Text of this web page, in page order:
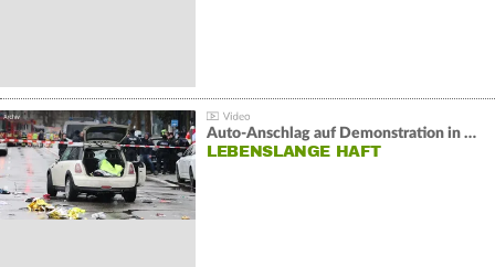
Auto-Anschlag auf Demonstration in München:
LEBENSLANGE HAFT